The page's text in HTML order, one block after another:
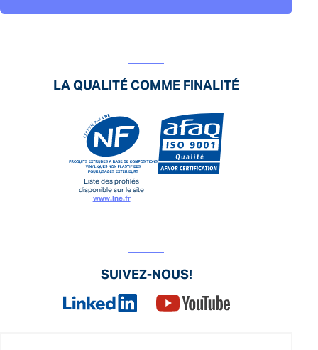
LA QUALITÉ COMME FINALITÉ
Liste des profilés
disponible sur le site
www.lne.fr
SUIVEZ-NOUS!